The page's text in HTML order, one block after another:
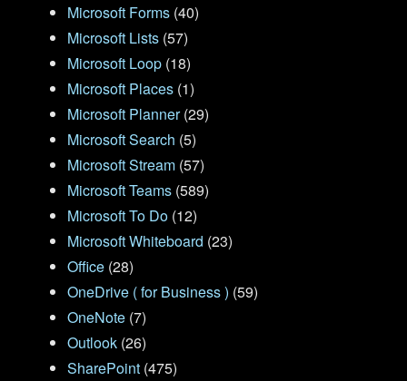
Microsoft Forms (40)
Microsoft Lists (57)
Microsoft Loop (18)
Microsoft Places (1)
Microsoft Planner(29)
Microsoft Search (5)
Microsoft Stream (57)
Microsoft Teams (589)
Microsoft To Do (12)
Microsoft Whiteboard (23)
Office (28)
OneDrive ( for Business ) (59)
OneNote (7)
Outlook (26)
SharePoint (475)